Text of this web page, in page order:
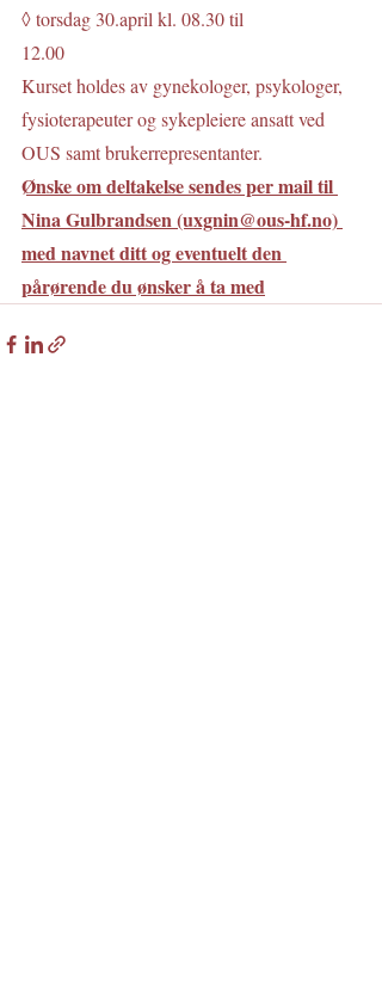
◊ torsdag 30.april kl. 08.30 til
12.00
Kurset holdes av gynekologer, psykologer,
fysioterapeuter og sykepleiere ansatt ved
OUS samt brukerrepresentanter.
Ønske om deltakelse sendes per mail til
Nina Gulbrandsen (uxgnin@ous-hf.no)
med navnet ditt og eventuelt den
pårørende du ønsker å ta med